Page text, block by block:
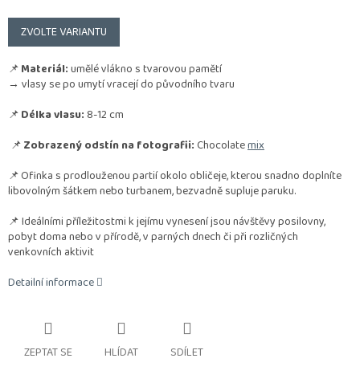
Měrná
cena:
ZVOLTE VARIANTU
📌Materiál:umělé vlákno s tvarovou pamětí
→ vlasy se po umytí vracejí do původního tvaru
📌Délka vlasu: 8-12 cm
📌Zobrazený odstín na fotografii: Chocolatemix
📌Ofinka s prodlouženou partií okolo obličeje, kterou snadno doplníte
libovolným šátkem nebo turbanem, bezvadně supluje paruku.
📌 Ideálními příležitostmi k jejímu vynesení jsou návštěvy posilovny,
pobyt doma nebo v přírodě, v parných dnech či při rozličných
venkovních aktivit
Detailní informace
ZEPTAT SE HLÍDAT SDÍLET